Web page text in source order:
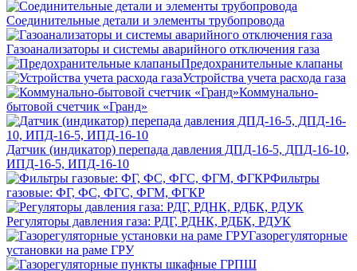
Соединительные детали и элементы трубопровода
Газоанализаторы и системы аварийного отключения газа
Предохранительные клапаны
Устройства учета расхода газа
Коммунально-
бытовой счетчик «Гранд»
Датчик (индикатор) перепада давления ДПД-16-5, ДПД-16-10,
ИПД-16-5, ИПД-16-10
Фильтры
газовые: ФГ, ФС, ФГС, ФГМ, ФГКР
Регуляторы давления газа: РДГ, РДНК, РДБК, РДУК
Газорегуляторные
установки на раме ГРУ